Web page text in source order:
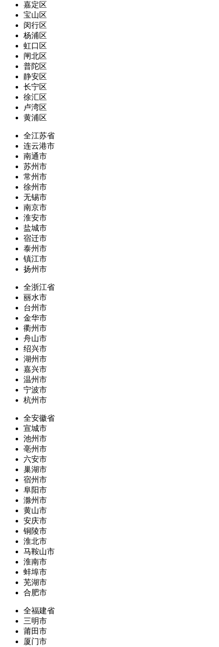
嘉定区
宝山区
闵行区
杨浦区
虹口区
闸北区
普陀区
静安区
长宁区
徐汇区
卢湾区
黄浦区
全江苏省
连云港市
南通市
苏州市
常州市
徐州市
无锡市
南京市
淮安市
盐城市
宿迁市
泰州市
镇江市
扬州市
全浙江省
丽水市
台州市
金华市
衢州市
舟山市
绍兴市
湖州市
嘉兴市
温州市
宁波市
杭州市
全安徽省
宣城市
池州市
亳州市
六安市
巢湖市
宿州市
阜阳市
滁州市
黄山市
安庆市
铜陵市
淮北市
马鞍山市
淮南市
蚌埠市
芜湖市
合肥市
全福建省
三明市
莆田市
厦门市